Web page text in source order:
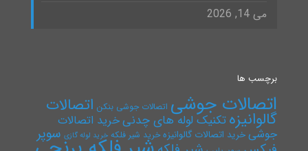
می 14, 2026
برچسب ها
اتصالات جوشی اتصالات جوشی بنکن اتصالات
گالوانیزهتکنیک لوله های چدنیخرید اتصالات
جوشیخرید اتصالات گالوانیزه خرید شیر فلکه خرید لوله گازی سوپر